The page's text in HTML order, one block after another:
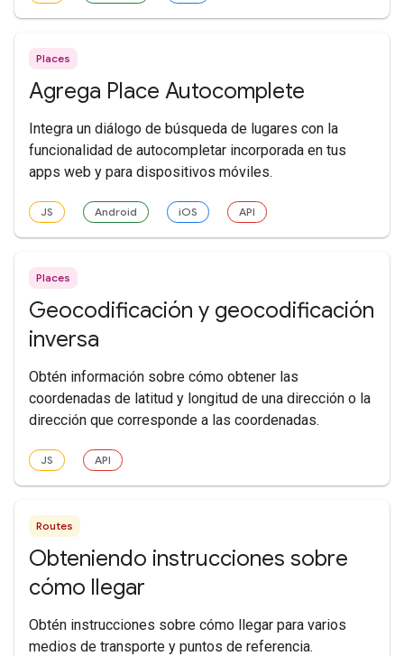
Places
Agrega Place Autocomplete
Integra un diálogo de búsqueda de lugares con la
funcionalidad de autocompletar incorporada en tus
apps web y para dispositivos móviles.
JS Android iOS API
Places
Geocodificación y geocodificación
inversa
Obtén información sobre cómo obtener las
coordenadas de latitud y longitud de una dirección o la
dirección que corresponde a las coordenadas.
JS API
Routes
Obteniendo instrucciones sobre
cómo llegar
Obtén instrucciones sobre cómo llegar para varios
medios de transporte y puntos de referencia.